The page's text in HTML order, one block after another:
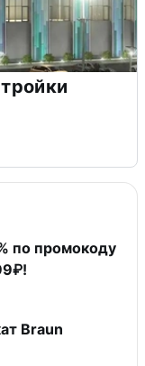
по промокоду
Braun